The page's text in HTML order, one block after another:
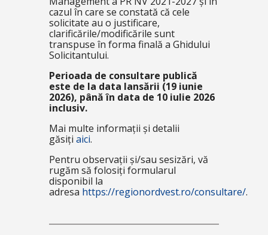
cazul în care se constată că cele
solicitate au o justificare,
clarificările/modificările sunt
transpuse în forma finală a Ghidului
Solicitantului.
Perioada de consultare publică
este de la data lansării (19 iunie
2026), până în data de 10 iulie 2026
inclusiv.
Mai multe informații și detalii
găsiți aici.
Pentru observații și/sau sesizări, vă
rugăm să folosiți formularul
disponibil la
adresa https://regionordvest.ro/consultare/.